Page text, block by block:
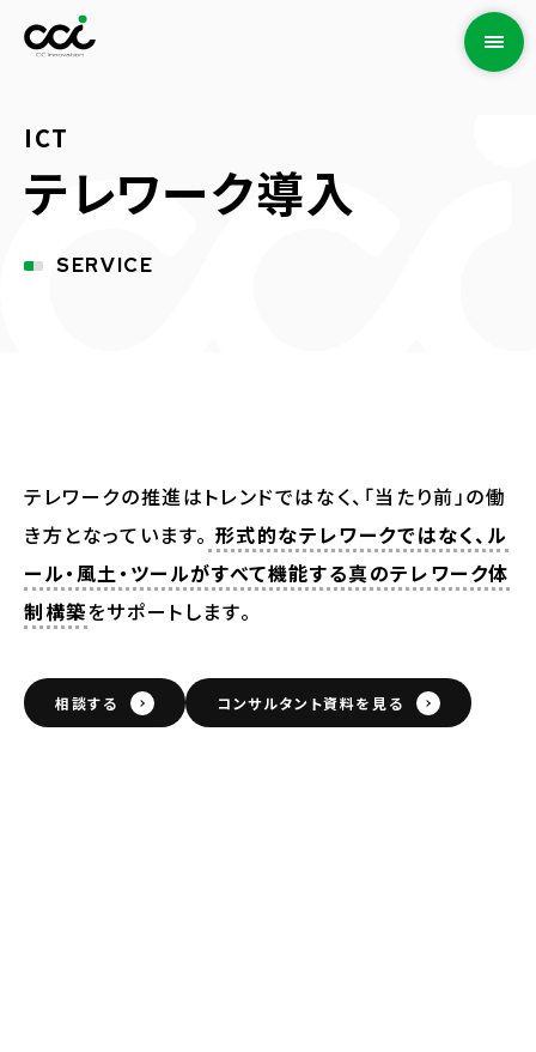
ICT
テレワーク導入
SERVICE
テレワークの推進はトレンドではなく、「当たり前」の働
き方となっています。 形式的なテレワークではなく、ル
ール・風土・ツールがすべて機能する真のテレワーク体
制構築をサポートします。
相談する コンサルタント資料を見る